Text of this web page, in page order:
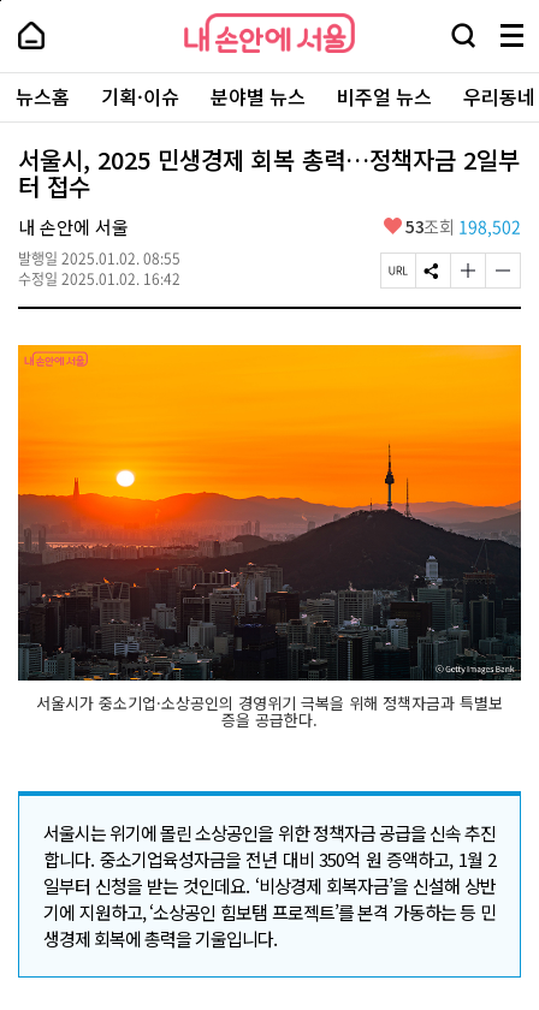
본
로
가
내
손
안
에
서
울
-
서
울
시
대
표
소
통
포
내
손
에
울
검
창
열
기
메
뉴
전
체
보
기
주
요
서
뉴스홈 기획·이슈 분야별 뉴스 비주얼 뉴스 우리동
서울시, 2025 민생경제 회복 총력…정책자금 2일부
터 접수
내 손안에 서울
발행일 2025.01.02. 08:55
수정일 2025.01.02. 16:42
좋
요
53조회 198,502
페
이
U
S
N
공
유
글
자
기
크
경
글
자
기
작
하
서울시가 중소기업·소상공인의 경영위기 극복을 위해 정책자금과 특별보
증을 공급한다.
서울시는 위기에 몰린 소상공인을 위한 정책자금 공급을 신속 추진
합니다. 중소기업육성자금을 전년 대비 350억 원 증액하고, 1월 2
일부터 신청을 받는 것인데요. ‘비상경제 회복자금’을 신설해 상반
기에 지원하고, ‘소상공인 힘보탬 프로젝트’를 본격 가동하는 등 민
생경제 회복에 총력을 기울입니다.
페
상
단
로